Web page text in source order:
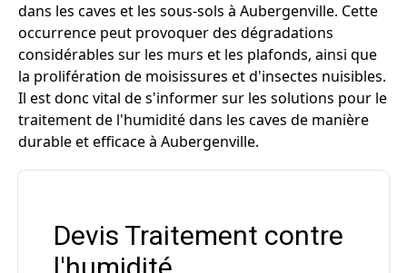
dans les caves et les sous-sols à Aubergenville. Cette
occurrence peut provoquer des dégradations
considérables sur les murs et les plafonds, ainsi que
la prolifération de moisissures et d'insectes nuisibles.
Il est donc vital de s'informer sur les solutions pour le
traitement de l'humidité dans les caves de manière
durable et efficace à Aubergenville.
Devis Traitement contre